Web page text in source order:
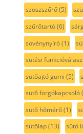
szöszszűrő(5)
szűrőtartó(6)
sövénynyíró(1)
sütési
sütőajtó gumi (5)
sütő forgókapcsoló
sütő hőmérő(1)
sütőlap(13) sütő